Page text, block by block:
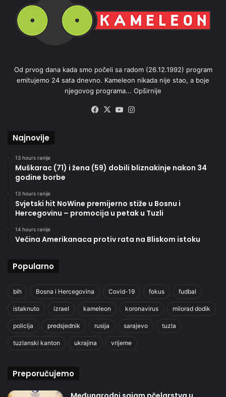
Od prvog dana kada smo počeli sa radom (26.12.1992) program
emitujemo 24 sata dnevno. Kameleon nikada nije stao, a boje
njegovog programa... Opširnije
Facebook
X YouTube
Najnovije
13 hours ranije
Muškarac (71) i žena (59) dobili bliznakinje nakon 34
godine borbe
13 hours ranije
Svjetski hit NoWine premijerno stiže u Bosnu i
Hercegovinu – promocija u petak u Tuzli
14 hours ranije
Većina Amerikanaca protiv rata na Bliskom istoku
Popularno
bih Bosna i Hercegovina Covid-19 fokus fudbal
istaknuto izrael kameleon koronavirus milorad dodik
policija predsjednik rusija sarajevo tuzla
tuzlanski kanton ukrajina vrijeme
Preporučujemo